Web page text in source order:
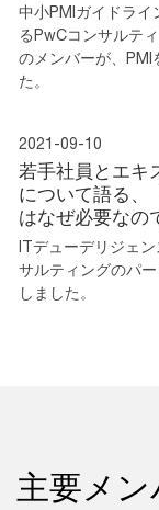
中小PMIガイドラ
るPwCコンサルテ
のメンバーが、PMI
た。
2021-09-10
若手社員とエキ
について語る、
はなぜ必要なの
ITデューデリジェ
サルティングのパ
しました。
主要メン